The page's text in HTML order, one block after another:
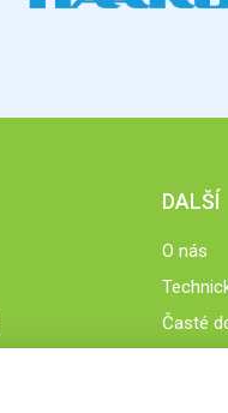
DALŠÍ
O nás
Časté